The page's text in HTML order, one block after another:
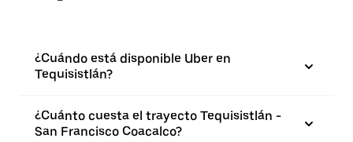
¿Cuándo está disponible Uber en
Tequisistlán?
¿Cuánto cuesta el trayecto Tequisistlán -
San Francisco Coacalco?